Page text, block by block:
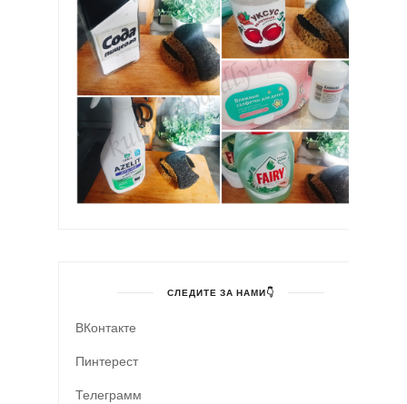
СЛЕДИТЕ ЗА НАМИ👇
ВКонтакте
Пинтерест
Телеграмм